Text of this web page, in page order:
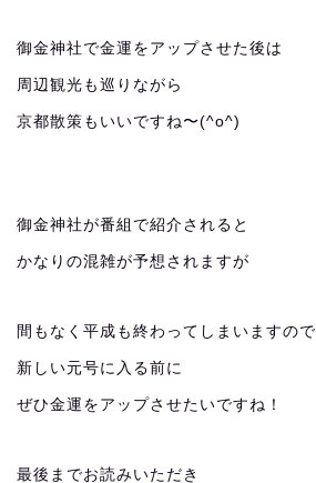
御金神社で金運をアップさせた後は
周辺観光も巡りながら
京都散策もいいですね〜(^o^)
御金神社が番組で紹介されると
かなりの混雑が予想されますが
間もなく平成も終わってしまいますので
新しい元号に入る前に
ぜひ金運をアップさせたいですね！
最後までお読みいただき